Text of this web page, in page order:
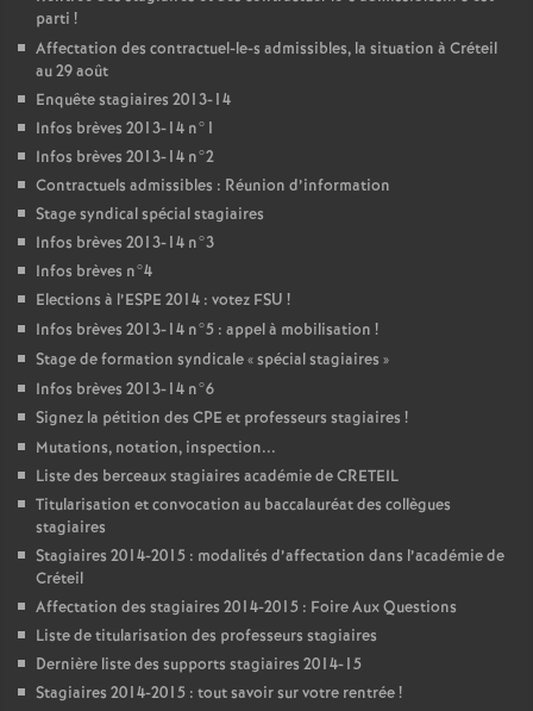
parti !
Affectation des contractuel-le-s admissibles, la situation à Créteil
au 29 août
Enquête stagiaires 2013-14
Infos brèves 2013-14 n°1
Infos brèves 2013-14 n°2
Contractuels admissibles : Réunion d’information
Stage syndical spécial stagiaires
Infos brèves 2013-14 n°3
Infos brèves n°4
Elections à l’ESPE 2014 : votez FSU !
Infos brèves 2013-14 n°5 : appel à mobilisation !
Stage de formation syndicale «spécial stagiaires »
Infos brèves 2013-14 n°6
Signez la pétition des CPE et professeurs stagiaires !
Mutations, notation, inspection...
Liste des berceaux stagiaires académie deCRETEIL
Titularisation et convocation au baccalauréat des collègues
stagiaires
Stagiaires 2014-2015 : modalités d’affectation dans l’académie de
Créteil
Affectation des stagiaires 2014-2015 : Foire Aux Questions
Liste de titularisation des professeurs stagiaires
Dernière liste des supports stagiaires 2014-15
Stagiaires 2014-2015 : tout savoir sur votre rentrée!